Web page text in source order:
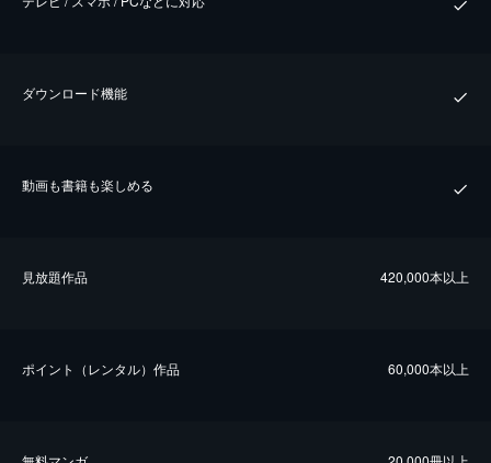
ダウンロード機能
動画も書籍も楽しめる
⾒放題作品 420,000本以上
ポイント（レンタル）作品 60,000本以上